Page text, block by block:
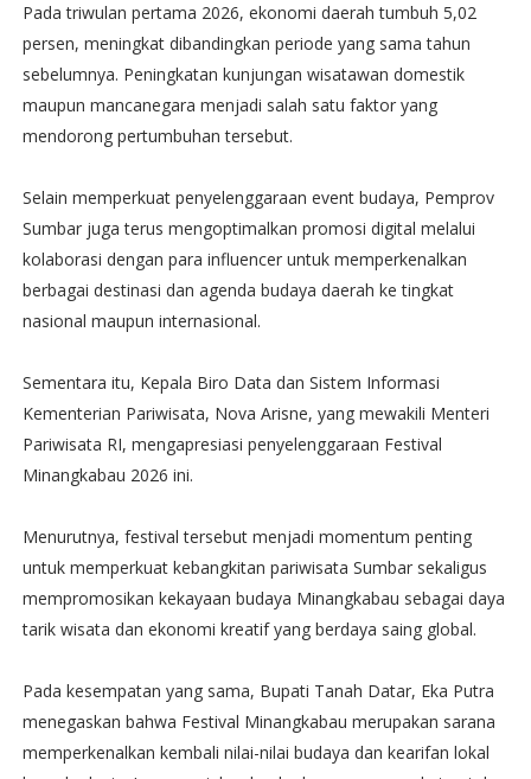
Pada triwulan pertama 2026, ekonomi daerah tumbuh 5,02
persen, meningkat dibandingkan periode yang sama tahun
sebelumnya. Peningkatan kunjungan wisatawan domestik
maupun mancanegara menjadi salah satu faktor yang
mendorong pertumbuhan tersebut.
Selain memperkuat penyelenggaraan event budaya, Pemprov
Sumbar juga terus mengoptimalkan promosi digital melalui
kolaborasi dengan para influencer untuk memperkenalkan
berbagai destinasi dan agenda budaya daerah ke tingkat
nasional maupun internasional.
Sementara itu, Kepala Biro Data dan Sistem Informasi
Kementerian Pariwisata, Nova Arisne, yang mewakili Menteri
Pariwisata RI, mengapresiasi penyelenggaraan Festival
Minangkabau 2026 ini.
Menurutnya, festival tersebut menjadi momentum penting
untuk memperkuat kebangkitan pariwisata Sumbar sekaligus
mempromosikan kekayaan budaya Minangkabau sebagai daya
tarik wisata dan ekonomi kreatif yang berdaya saing global.
Pada kesempatan yang sama, Bupati Tanah Datar, Eka Putra
menegaskan bahwa Festival Minangkabau merupakan sarana
memperkenalkan kembali nilai-nilai budaya dan kearifan lokal